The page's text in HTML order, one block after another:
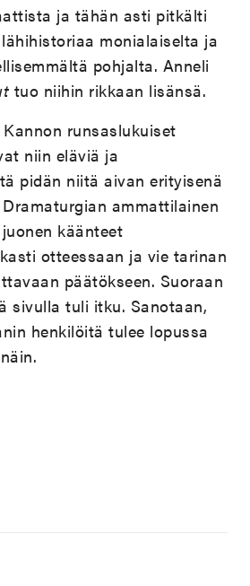
ja tähän asti pitkälti
monialaiselta ja
pohjalta. Anneli
tuo niihin rikkaan lisänsä.
runsaslukuiset
niin eläviä ja
pidän niitä aivan erityisenä
ammattilainen
käänteet
otteessaan ja vie tarinan
päätökseen. Suoraan
sivulla tuli itku. Sanotaan,
henkilöitä tulee lopussa